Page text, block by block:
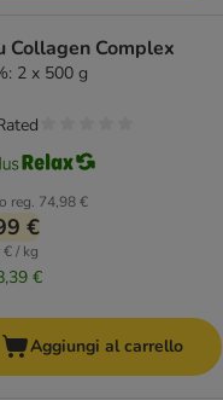
Collagen Complex
2 x 500 g
reg. 74,98 €
€
/ kg
€
Aggiungi al carrello